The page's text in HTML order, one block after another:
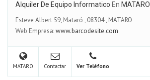
Alquiler De Equipo Informatico En MATARO
Esteve Albert 59, Mataró , 08304, MATARO
Web Empresa:www.barcodesite.com
MATARO Contactar Ver Teléfono